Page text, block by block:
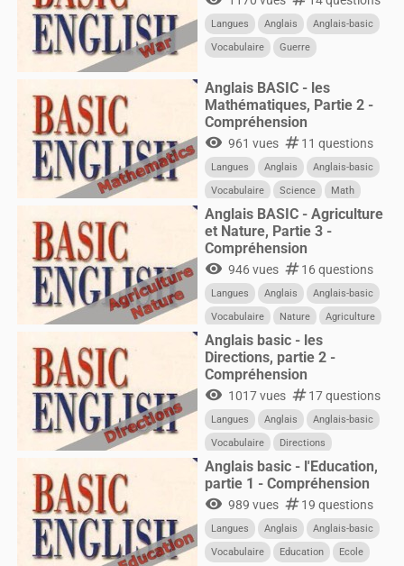
Langues Anglais
Anglais-basic
Vocabulaire
Guerre
Anglais BASIC - les
Mathématiques, Partie 2 -
Compréhension
visibility 961 vues numbers11 questions
Langues Anglais
Anglais-basic
Vocabulaire
Science Math
Anglais BASIC - Agriculture
et Nature, Partie 3 -
Compréhension
visibility 946 vues numbers16 questions
Langues Anglais
Anglais-basic
Vocabulaire
Nature Agriculture
Anglais basic - les
Directions, partie 2 -
Compréhension
visibility 1017 vues numbers17 questions
Langues Anglais
Anglais-basic
Vocabulaire
Directions
Anglais basic - l'Education,
partie 1 - Compréhension
visibility 989 vues numbers19 questions
Langues Anglais
Anglais-basic
Vocabulaire
Education Ecole